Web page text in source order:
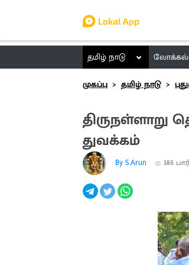
தமிழ் நாடு லோக்கல்
முகப்பு
தமிழ் நாடு
திருநள்ளாறு
துவக்கம்
By S.Arun 386